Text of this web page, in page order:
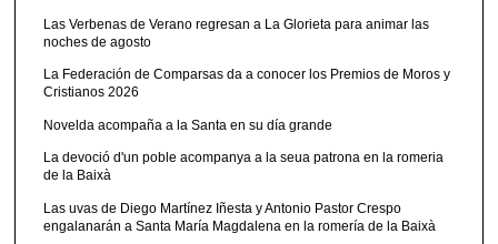
Las Verbenas de Verano regresan a La Glorieta para animar las
noches de agosto
La Federación de Comparsas da a conocer los Premios de Moros y
Cristianos 2026
Novelda acompaña a la Santa en su día grande
La devoció d'un poble acompanya a la seua patrona en la romeria
de la Baixà
Las uvas de Diego Martínez Iñesta y Antonio Pastor Crespo
engalanarán a Santa María Magdalena en la romería de la Baixà